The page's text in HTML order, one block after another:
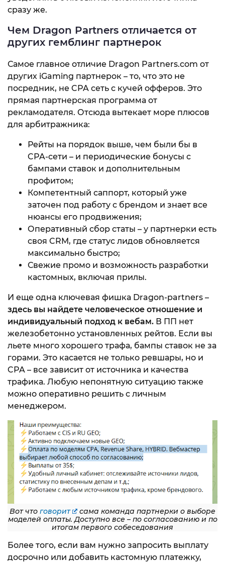
сразу же.
Чем Dragon Partners отличается от
других гемблинг партнерок
Самое главное отличие Dragon Partners.com от
других iGaming партнерок – то, что это не
посредник, не CPA сеть с кучей офферов. Это
прямая партнерская программа от
рекламодателя. Отсюда вытекает море плюсов
для арбитражника:
Рейты на порядок выше, чем были бы в
CPA-сети – и периодические бонусы с
бампами ставок и дополнительным
профитом;
Компетентный саппорт, который уже
заточен под работу с брендом и знает все
нюансы его продвижения;
Оперативный сбор статы – у партнерки есть
своя CRM, где статус лидов обновляется
максимально быстро;
Свежие промо и возможность разработки
кастомных, включая прилы.
И еще одна ключевая фишка Dragon-partners –
здесь вы найдете человеческое отношение и
индивидуальный подход к вебам. В ПП нет
железобетонно установленных рейтов. Если вы
льете много хорошего трафа, бампы ставок не за
горами. Это касается не только ревшары, но и
CPA – все зависит от источника и качества
трафика. Любую непонятную ситуацию также
можно оперативно решить с личным
менеджером.
Вот что говорит
сама команда партнерки о выборе
моделей оплаты. Доступно все – по согласованию и по
итогам первого собеседования
Более того, если вам нужно запросить выплату
досрочно или добавить кастомную платежку,